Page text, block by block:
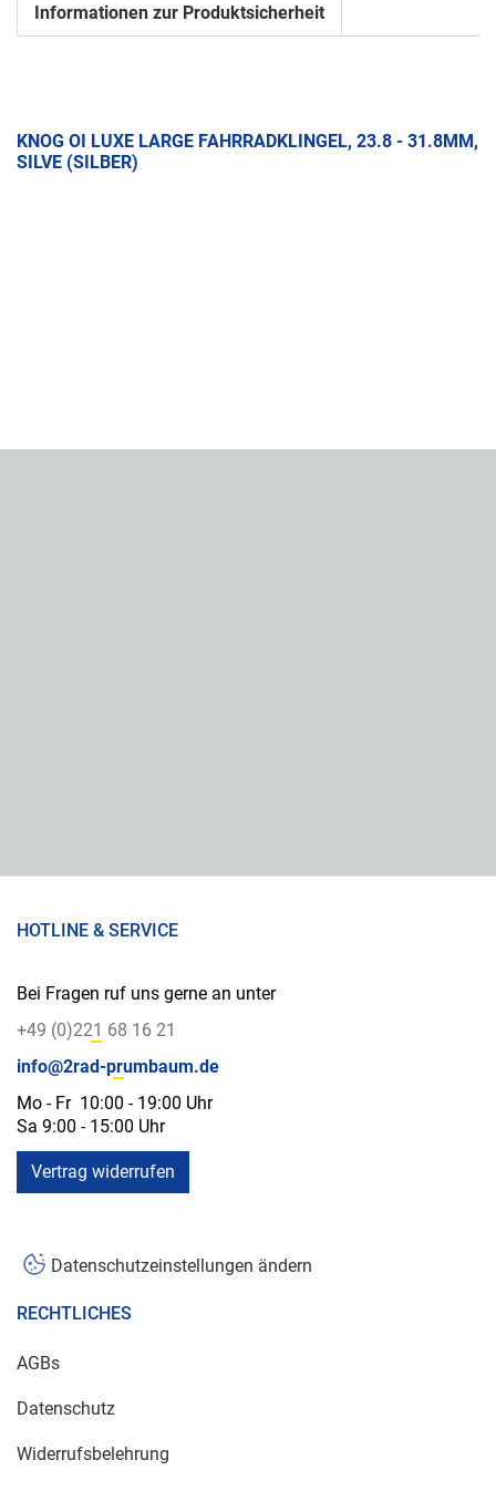
Informationen zur Produktsicherheit
KNOG OI LUXE LARGE FAHRRADKLINGEL, 23.8 - 31.8MM,
SILVE (SILBER)
HOTLINE & SERVICE
Bei Fragen ruf uns gerne an unter
+49 (0)221 68 16 21
info@2rad-prumbaum.de
Mo - Fr 10:00 - 19:00 Uhr
Sa 9:00 - 15:00 Uhr
Vertrag widerrufen
Datenschutzeinstellungen ändern
RECHTLICHES
AGBs
Datenschutz
Widerrufsbelehrung